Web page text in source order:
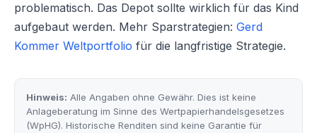
problematisch. Das Depot sollte wirklich für das Kind
aufgebaut werden. Mehr Sparstrategien: Gerd
Kommer Weltportfolio für die langfristige Strategie.
Hinweis: Alle Angaben ohne Gewähr. Dies ist keine
Anlageberatung im Sinne des Wertpapierhandelsgesetzes
(WpHG). Historische Renditen sind keine Garantie für